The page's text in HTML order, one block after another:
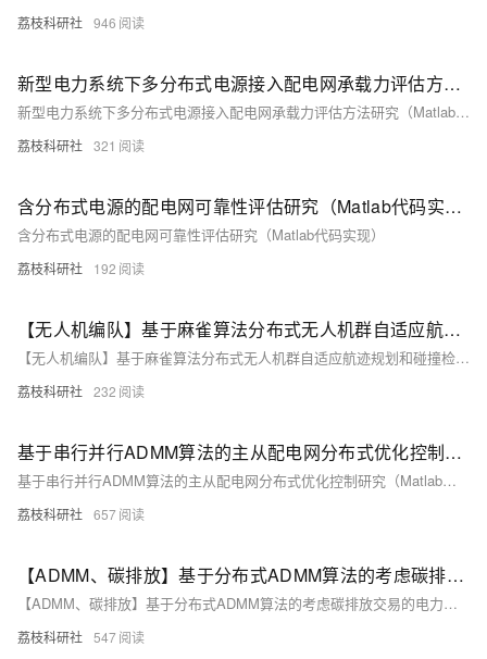
荔枝科研社 946
新型电力系统下多分布式电源接入配电网承载力评估方法研究（Matlab代码实现）
新型电力系统下多分布式电源接入配电网承载力评估方法研究（Matlab代码实现）
荔枝科研社 321
含分布式电源的配电网可靠性评估研究（Matlab代码实现）
含分布式电源的配电网可靠性评估研究（Matlab代码实现）
荔枝科研社 192
【无人机编队】基于麻雀算法分布式无人机群自适应航迹规划和碰撞检测研究（Matlab代码实现）
【无人机编队】基于麻雀算法分布式无人机群自适应航迹规划和碰撞检测研究（Matlab代码实现）
荔枝科研社 232
基于串行并行ADMM算法的主从配电网分布式优化控制研究（Matlab代码实现）
基于串行并行ADMM算法的主从配电网分布式优化控制研究（Matlab代码实现）
荔枝科研社 657
【ADMM、碳排放】基于分布式ADMM算法的考虑碳排放交易的电力系统优化调度研究【IEEE6节点、IEEE30节点、IEEE118节点】（Matlab代码实现）
【ADMM、碳排放】基于分布式ADMM算法的考虑碳排放交易的电力系统优化调度研究【IEEE6节点、IEEE30节点、IEEE118节点】（Matlab代码实现）
荔枝科研社 547